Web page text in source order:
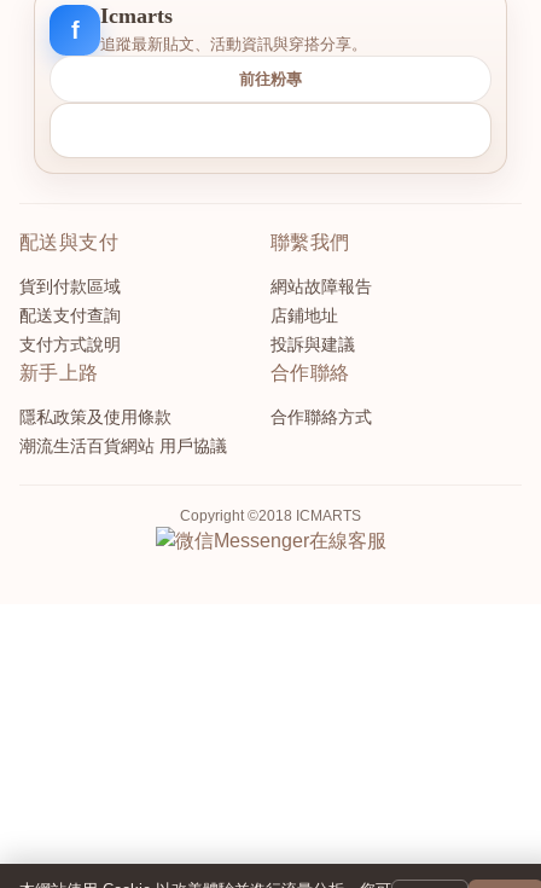
f
Icmarts
追蹤最新貼文、活動資訊與穿搭分享。
前往粉專
配送與支付
貨到付款區域
配送支付查詢
支付方式說明
聯繫我們
網站故障報告
店鋪地址
投訴與建議
新手上路
隱私政策及使用條款
潮流生活百貨網站 用戶協議
合作聯絡
合作聯絡方式
Copyright ©2018 ICMARTS
Messenger在線客服